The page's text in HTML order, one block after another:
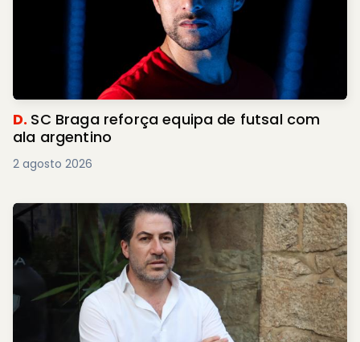
D. SC Braga reforça equipa de futsal com
ala argentino
2 agosto 2026